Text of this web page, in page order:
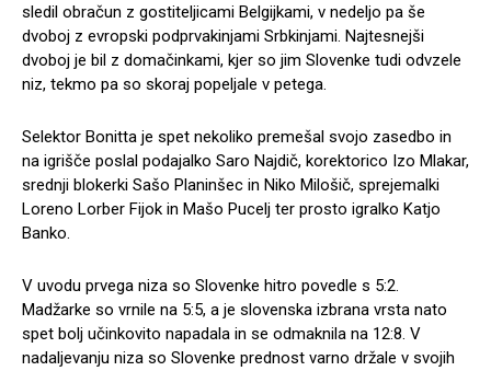
sledil obračun z gostiteljicami Belgijkami, v nedeljo pa še
dvoboj z evropski podprvakinjami Srbkinjami. Najtesnejši
dvoboj je bil z domačinkami, kjer so jim Slovenke tudi odvzele
niz, tekmo pa so skoraj popeljale v petega.
Selektor Bonitta je spet nekoliko premešal svojo zasedbo in
na igrišče poslal podajalko Saro Najdič, korektorico Izo Mlakar,
srednji blokerki Sašo Planinšec in Niko Milošič, sprejemalki
Loreno Lorber Fijok in Mašo Pucelj ter prosto igralko Katjo
Banko.
V uvodu prvega niza so Slovenke hitro povedle s 5:2.
Madžarke so vrnile na 5:5, a je slovenska izbrana vrsta nato
spet bolj učinkovito napadala in se odmaknila na 12:8. V
nadaljevanju niza so Slovenke prednost varno držale v svojih